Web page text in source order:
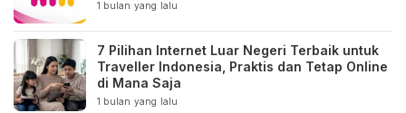
1 bulan yang lalu
7 Pilihan Internet Luar Negeri Terbaik untuk
Traveller Indonesia, Praktis dan Tetap Online
di Mana Saja
1 bulan yang lalu